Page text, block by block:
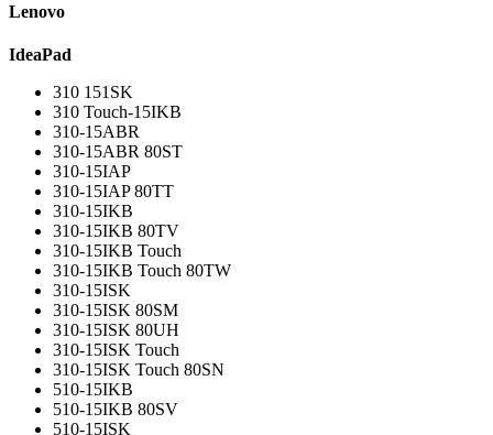
Lenovo
IdeaPad
310 151SK
310 Touch-15IKB
310-15ABR
310-15ABR 80ST
310-15IAP
310-15IAP 80TT
310-15IKB
310-15IKB 80TV
310-15IKB Touch
310-15IKB Touch 80TW
310-15ISK
310-15ISK 80SM
310-15ISK 80UH
310-15ISK Touch
310-15ISK Touch 80SN
510-15IKB
510-15IKB 80SV
510-15ISK